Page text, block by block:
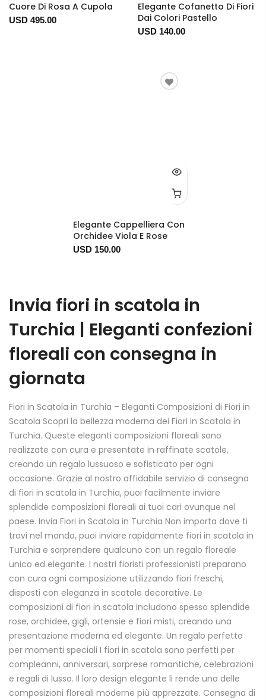
Cuore Di Rosa A Cupola
USD 495.00
Elegante Cofanetto Di Fiori
Dai Colori Pastello
USD 140.00
Elegante Cappelliera Con
Orchidee Viola E Rose
USD 150.00
Invia fiori in scatola in
Turchia | Eleganti confezioni
floreali con consegna in
giornata
Fiori in Scatola in Turchia – Eleganti Composizioni di Fiori in
Scatola Scopri la bellezza moderna dei Fiori in Scatola in
Turchia. Queste eleganti composizioni floreali sono
realizzate con cura e presentate in raffinate scatole,
creando un regalo lussuoso e sofisticato per ogni
occasione. Grazie al nostro affidabile servizio di consegna
di fiori in scatola in Turchia, puoi facilmente inviare
splendide composizioni floreali ai tuoi cari ovunque nel
paese. Invia Fiori in Scatola in Turchia Non importa dove ti
trovi nel mondo, puoi inviare rapidamente fiori in scatola in
Turchia e sorprendere qualcuno con un regalo floreale
unico ed elegante. I nostri fioristi professionisti preparano
con cura ogni composizione utilizzando fiori freschi,
disposti con eleganza in scatole decorative. Le
composizioni di fiori in scatola includono spesso splendide
rose, orchidee, gigli, ortensie e fiori misti, creando una
presentazione moderna ed elegante. Un regalo perfetto
per momenti speciali I fiori in scatola sono perfetti per
compleanni, anniversari, sorprese romantiche, celebrazioni
e regali di lusso. Il loro design elegante li rende una delle
composizioni floreali moderne più apprezzate. Consegna di